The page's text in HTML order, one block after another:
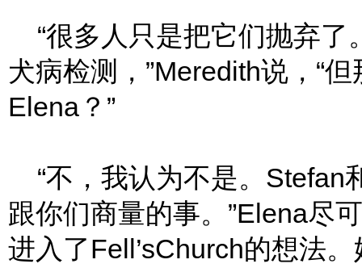
“很多人只是把它们抛弃了
犬病检测，”Meredith说，“
Elena？”
“不，我认为不是。Stefan
跟你们商量的事。”Elena尽
进入了Fell’sChurch的想法